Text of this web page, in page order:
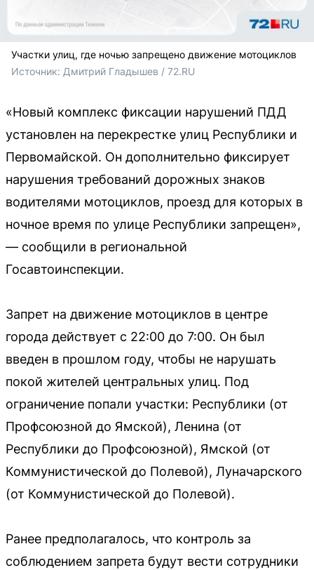
Участки улиц, где ночью запрещено движение мотоциклов
Источник: Дмитрий Гладышев / 72.RU
«Новый комплекс фиксации нарушений ПДД
установлен на перекрестке улиц Республики и
Первомайской. Он дополнительно фиксирует
нарушения требований дорожных знаков
водителями мотоциклов, проезд для которых в
ночное время по улице Республики запрещен»,
— сообщили в региональной
Госавтоинспекции.
Запрет на движение мотоциклов в центре
города действует с 22:00 до 7:00. Он был
введен в прошлом году, чтобы не нарушать
покой жителей центральных улиц. Под
ограничение попали участки: Республики (от
Профсоюзной до Ямской), Ленина (от
Республики до Профсоюзной), Ямской (от
Коммунистической до Полевой), Луначарского
(от Коммунистической до Полевой).
Ранее предполагалось, что контроль за
соблюдением запрета будут вести сотрудники